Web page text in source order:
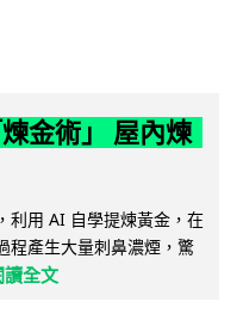
金術」 屋內煉
利用 AI 自學提煉黃金，在
程產生大量刺鼻濃煙，驚
讀全文